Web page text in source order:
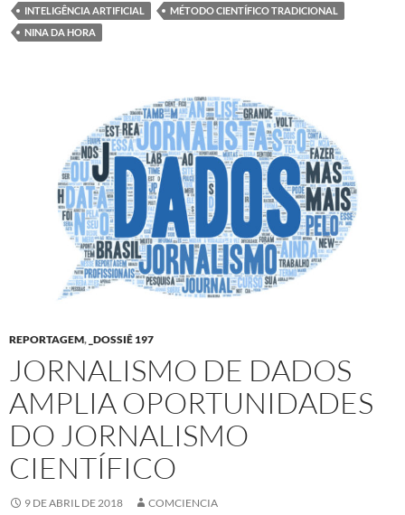
INTELIGÊNCIA ARTIFICIAL
MÉTODO CIENTÍFICO TRADICIONAL
NINA DA HORA
REPORTAGEM, _DOSSIÊ 197
JORNALISMO DE DADOS
AMPLIA OPORTUNIDADES
DO JORNALISMO
CIENTÍFICO
9 DE ABRIL DE 2018 COMCIENCIA